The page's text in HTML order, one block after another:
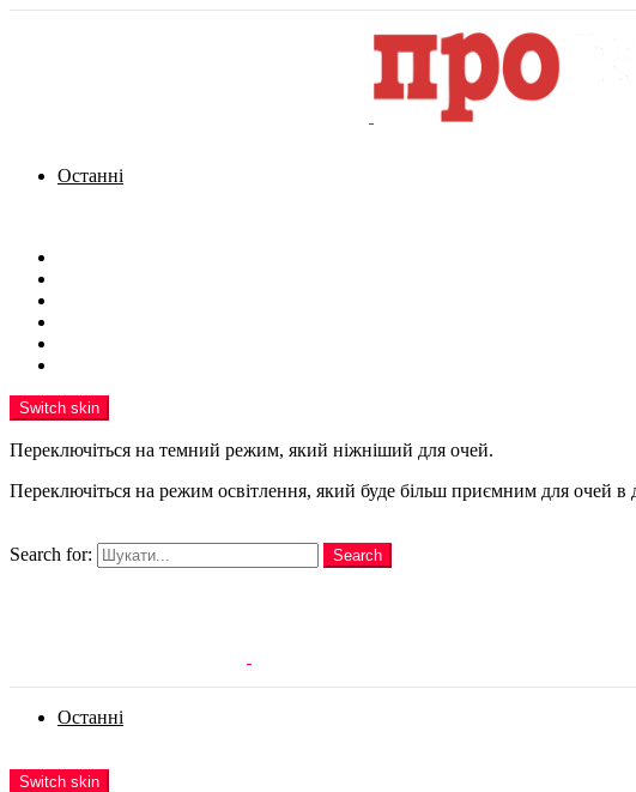
Останні
Switch skin
Переключіться на темний режим, який ніжніший для очей.
Переключіться на режим освітлення, який буде більш приємним для очей в
Search for:
Search
Останні
Switch skin